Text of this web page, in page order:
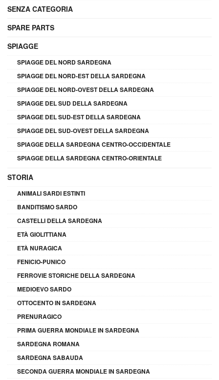
SENZA CATEGORIA
SPARE PARTS
SPIAGGE
SPIAGGE DEL NORD SARDEGNA
SPIAGGE DEL NORD-EST DELLA SARDEGNA
SPIAGGE DEL NORD-OVEST DELLA SARDEGNA
SPIAGGE DEL SUD DELLA SARDEGNA
SPIAGGE DEL SUD-EST DELLA SARDEGNA
SPIAGGE DEL SUD-OVEST DELLA SARDEGNA
SPIAGGE DELLA SARDEGNA CENTRO-OCCIDENTALE
SPIAGGE DELLA SARDEGNA CENTRO-ORIENTALE
STORIA
ANIMALI SARDI ESTINTI
BANDITISMO SARDO
CASTELLI DELLA SARDEGNA
ETÀ GIOLITTIANA
ETÀ NURAGICA
FENICIO-PUNICO
FERROVIE STORICHE DELLA SARDEGNA
MEDIOEVO SARDO
OTTOCENTO IN SARDEGNA
PRENURAGICO
PRIMA GUERRA MONDIALE IN SARDEGNA
SARDEGNA ROMANA
SARDEGNA SABAUDA
SECONDA GUERRA MONDIALE IN SARDEGNA